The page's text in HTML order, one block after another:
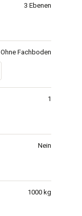
3 Ebenen
Ohne Fachboden
1
Nein
1000 kg